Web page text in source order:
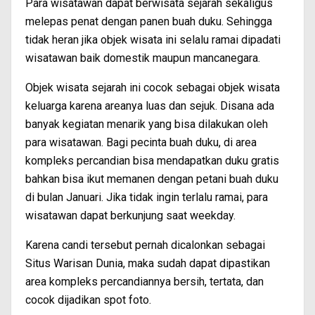
Para wisatawan dapat berwisata sejarah sekaligus
melepas penat dengan panen buah duku. Sehingga
tidak heran jika objek wisata ini selalu ramai dipadati
wisatawan baik domestik maupun mancanegara.
Objek wisata sejarah ini cocok sebagai objek wisata
keluarga karena areanya luas dan sejuk. Disana ada
banyak kegiatan menarik yang bisa dilakukan oleh
para wisatawan. Bagi pecinta buah duku, di area
kompleks percandian bisa mendapatkan duku gratis
bahkan bisa ikut memanen dengan petani buah duku
di bulan Januari. Jika tidak ingin terlalu ramai, para
wisatawan dapat berkunjung saat weekday.
Karena candi tersebut pernah dicalonkan sebagai
Situs Warisan Dunia, maka sudah dapat dipastikan
area kompleks percandiannya bersih, tertata, dan
cocok dijadikan spot foto.